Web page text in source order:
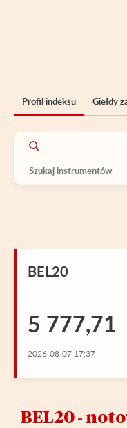
Profil indeksu Giełdy
BEL20
5 777,71
2026-08-07 17:37
BEL20 ‑